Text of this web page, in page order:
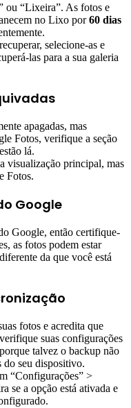
ou “Lixeira”. As fotos e
no Lixo por60 dias
selecione-as e
las para a sua galeria
apagadas, mas
Fotos, verifique a seção
lá.
visualização principal, mas
Fotos.
Google
Google, então certifique-
as fotos podem estar
da que você está
fotos e acredita que
suas configurações
talvez o backup não
do seu dispositivo.
“Configurações” >
se a opção está ativada e